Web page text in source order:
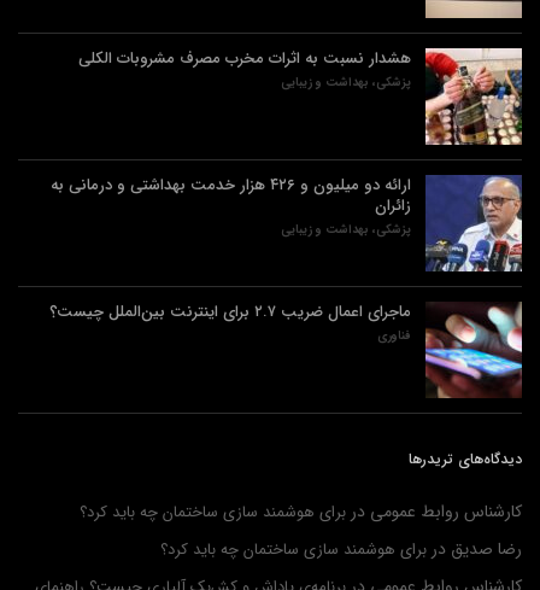
هشدار نسبت به اثرات مخرب مصرف مشروبات الکلی
پزشکی، بهداشت و زیبایی
ارائه دو میلیون و ۴۲۶ هزار خدمت بهداشتی و درمانی به
زائران
پزشکی، بهداشت و زیبایی
ماجرای اعمال ضریب ۲.۷ برای اینترنت بین‌الملل چیست؟
فناوری
دیدگاه‌های تریدرها
کارشناس روابط عمومی در برای هوشمند سازی ساختمان چه باید کرد؟
رضا صدیق در برای هوشمند سازی ساختمان چه باید کرد؟